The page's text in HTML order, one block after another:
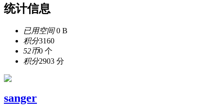
统计信息
已用空间0 B
积分3160
52币0 个
积分2903 分
sanger